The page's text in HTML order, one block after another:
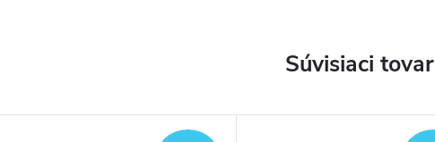
Súvisiaci tovar